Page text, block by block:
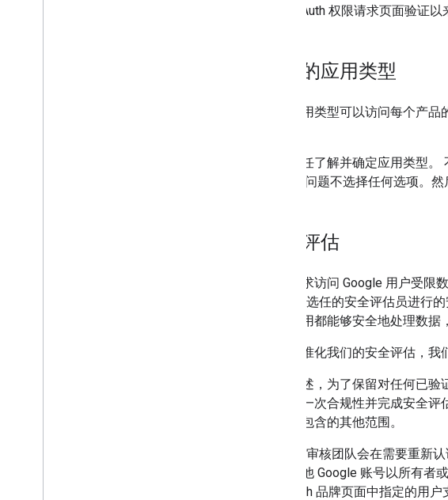
准的 OAuth 权限请求页面验证
允许的应用类型
某些应用类型可以访问每个产
您有责任了解并确定应用类型
问题不选择任何选项。然
安全评估
每个请求访问 Google 用户受
Google 选任的安全评估员进行
据的应用都能够安全地处理数
为了标准化我们的安全评估，我
如前所述，为了保留对任何已
新验证一次合规性并完成安全
估中未包含的其他范围。
Google 审核团队会在需要重新
请将其他 Google 账号以所有者
台 OAuth 品牌页面中指定的用